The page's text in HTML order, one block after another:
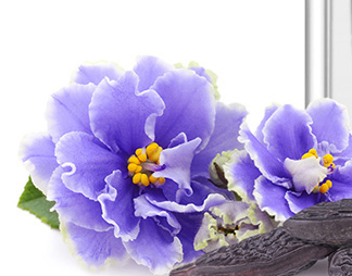
parfumul